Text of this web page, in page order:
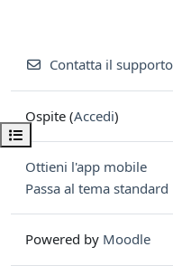
Apri indice del corso
Contatta il supporto
Ospite (Accedi)
Ottieni l'app mobile
Passa al tema standard
Powered by Moodle